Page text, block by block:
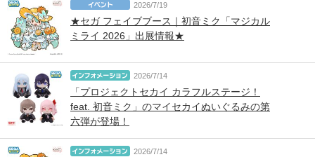
2026/7/19
★セガ フェイブブース｜初音ミク「マジカル
ミライ 2026」出展情報★
2026/7/14
「プロジェクトセカイ カラフルステージ！
feat. 初音ミク」のマイセカイぬいぐるみの第
六弾が登場！
2026/7/14